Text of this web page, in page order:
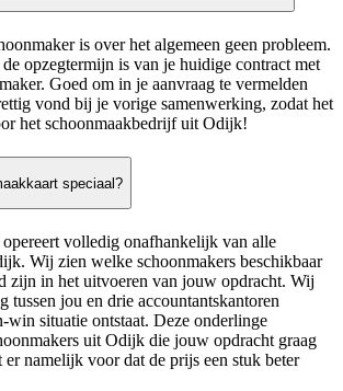
is over het algemeen geen probleem.
opzegtermijn is van je huidige contract met
Goed om in je aanvraag te vermelden
vond bij je vorige samenwerking, zodat het
het schoonmaakbedrijf uit Odijk!
speciaal?
volledig onafhankelijk van alle
Wij zien welke schoonmakers beschikbaar
zijn in het uitvoeren van jouw opdracht. Wij
tussen jou en drie accountantskantoren
win situatie ontstaat. Deze onderlinge
uit Odijk die jouw opdracht graag
namelijk voor dat de prijs een stuk beter